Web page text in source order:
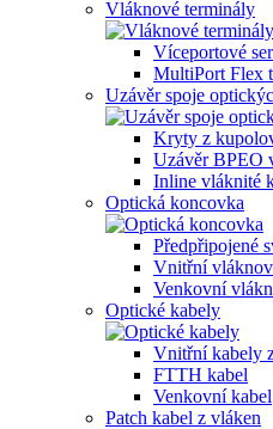
Vláknové terminály
Víceportové
MultiPort Flex
Uzávěr spoje
Kryty z
Uzávěr BPEO
Inline vláknité
Optická koncovka
Předpřipojené
Vnitřní
Venkovní
Optické kabely
Vnitřní kabely
FTTH kabel
Venkovní kabel
Patch kabel z vláken